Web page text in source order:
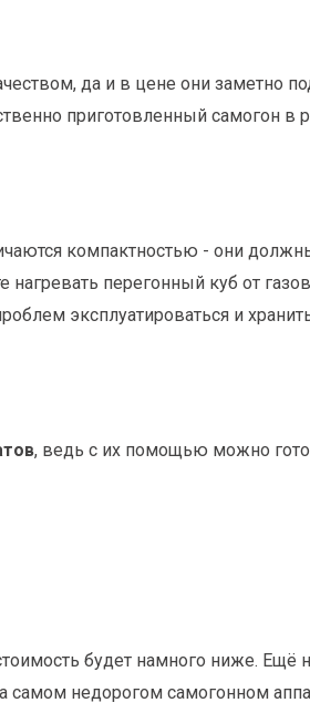
да и в цене они
приготовленный самогон
компактностью - они
перегонный куб от
эксплуатироваться и
, ведь с их помощью можно
будет намного ниже. Ещё
недорогом самогонном